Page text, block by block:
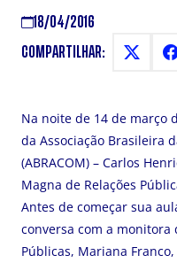
18/04/2016
COMPARTILHAR:
Na noite de 14 de março
da Associação Brasileira
(ABRACOM) – Carlos
Magna de Relações
Antes de começar sua
conversa com a monitora
Públicas, Mariana